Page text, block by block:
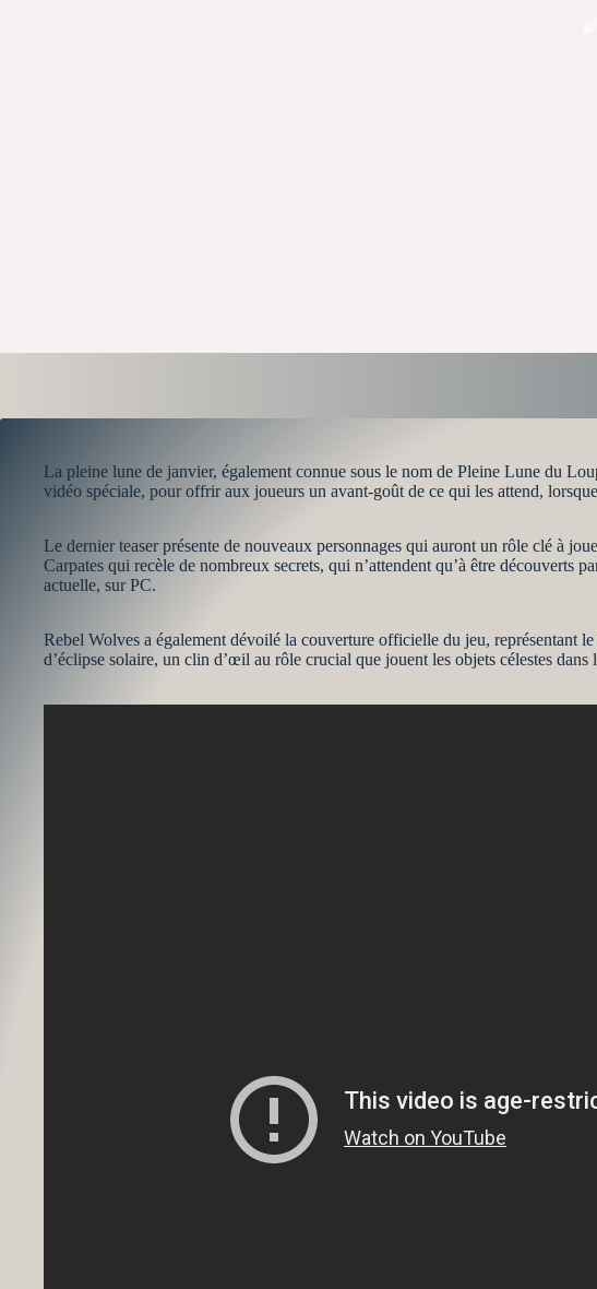
La pleine lune de janvier, également connue sous le nom de Pleine Lune du
vidéo spéciale, pour offrir aux joueurs un avant-goût de ce qui les attend,
Le dernier teaser présente de nouveaux personnages qui auront un rôle clé à
Carpates qui recèle de nombreux secrets, qui n’attendent qu’à être découverts
actuelle, sur PC.
Rebel Wolves a également dévoilé la couverture officielle du jeu, représentant
d’éclipse solaire, un clin d’œil au rôle crucial que jouent les objets célestes